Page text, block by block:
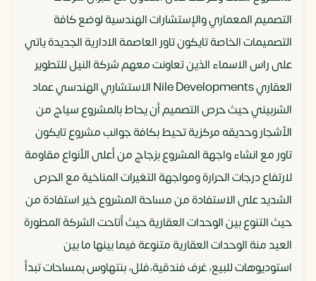
التصميم المعماري والإستشارات الهندسية لوضع كافة
التصميمات الخاصة تايكون تاور العاصمة الادارية الجديدة ياتي
على راس الاسماء الذين تعاونت معهم شركة النيل للتطوير
العقاري Nile Developments الاستشاري الهندسي عماد
الشربيني حيث حرص التصميم أن يحاط بالمشروع سياج من
الأشجار وحديقه مركزية تحيط بكافة جوانب مشروع تايكون
تاور مع انشاء واجهة المشروع بزجاج من أعلى الأنواع مقاومة
لارتفاع درجات الحرارة ومواجهة التغيرات المناخية مع الحرص
الشديد على الاستفادة من مساحة المشروع خير استفادة من
حيث التنوع بين الوحدات العقارية حيث أتاحت الشركة المطورة
العيد منة الوحدات العقارية متنوعة فيما بينها ما بين
استوديوهات للبيع، غرف فندقية،فلل، بنتهاوس بمساحات تبدأ